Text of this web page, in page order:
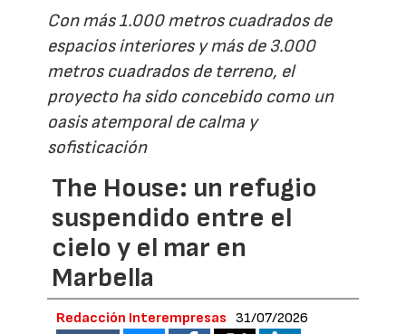
Con más 1.000 metros cuadrados de
espacios interiores y más de 3.000
metros cuadrados de terreno, el
proyecto ha sido concebido como un
oasis atemporal de calma y
sofisticación
The House: un refugio
suspendido entre el
cielo y el mar en
Marbella
Redacción Interempresas 31/07/2026